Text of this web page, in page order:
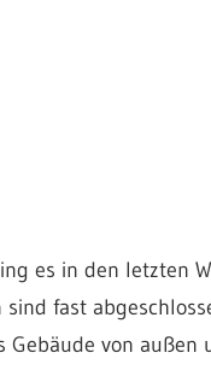
es in den letzten
fast
von